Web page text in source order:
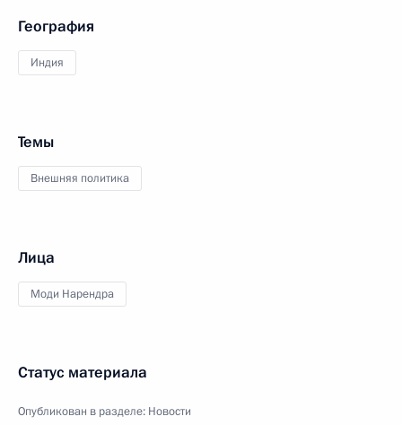
География
Индия
Темы
Внешняя политика
Лица
Моди Нарендра
Статус материала
Опубликован в разделе: Новости